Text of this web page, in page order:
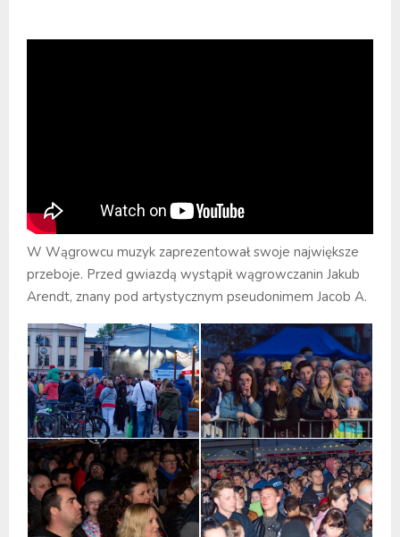
W Wągrowcu muzyk zaprezentował swoje największe
przeboje. Przed gwiazdą wystąpił wągrowczanin Jakub
Arendt, znany pod artystycznym pseudonimem Jacob A.